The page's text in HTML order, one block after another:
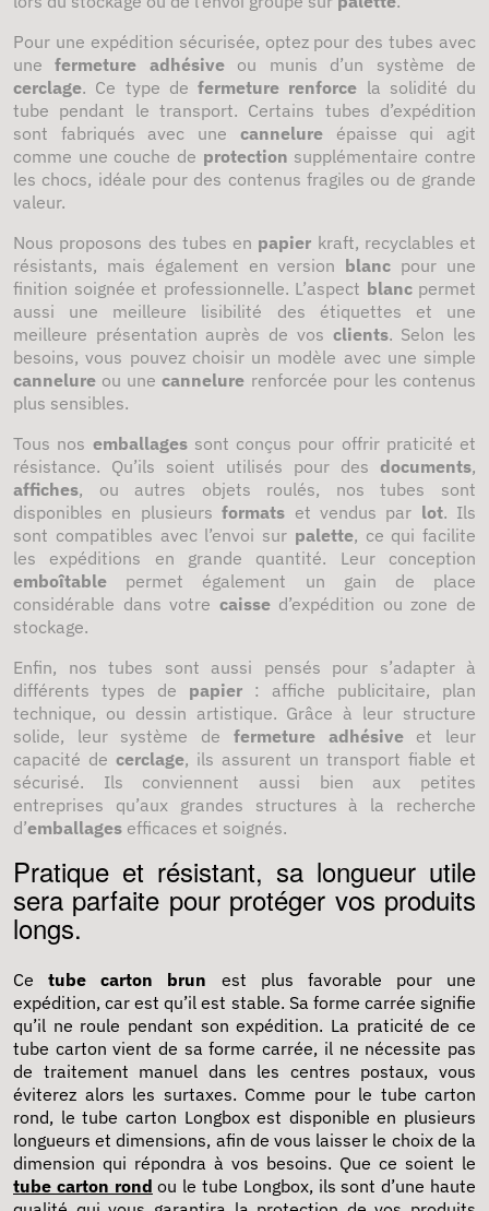
Pour une expédition sécurisée, optez pour des tubes avec
unefermeture adhésiveou munis d’un système de
cerclage. Ce type de fermeture renforce la solidité du
tube pendant le transport. Certains tubes d’expédition
sont fabriqués avec une cannelureépaisse qui agit
comme une couche de protection supplémentaire contre
les chocs, idéale pour des contenus fragiles ou de grande
valeur.
Nous proposons des tubes en papier kraft, recyclables et
résistants, mais également en version blanc pour une
finition soignée et professionnelle. L’aspect blancpermet
aussi une meilleure lisibilité des étiquettes et une
meilleure présentation auprès de vos clients. Selon les
besoins, vous pouvez choisir un modèle avec une simple
cannelure ou unecannelure renforcée pour les contenus
plus sensibles.
Tous nos emballagessont conçus pour offrir praticité et
résistance. Qu’ils soient utilisés pour des documents,
affiches, ou autres objets roulés, nos tubes sont
disponibles en plusieursformats et vendus par lot. Ils
sont compatibles avec l’envoi sur palette, ce qui facilite
les expéditions en grande quantité. Leur conception
emboîtable permet également un gain de place
considérable dans votre caissed’expédition ou zone de
stockage.
Enfin, nos tubes sont aussi pensés pour s’adapter à
différents types de papier : affiche publicitaire, plan
technique, ou dessin artistique. Grâce à leur structure
solide, leur système de fermeture adhésiveet leur
capacité de cerclage, ils assurent un transport fiable et
sécurisé. Ils conviennent aussi bien aux petites
entreprises qu’aux grandes structures à la recherche
d’emballages efficaces et soignés.
Pratique et résistant, sa longueur utile
sera parfaite pour protéger vos produits
longs.
Ce tube carton brun est plus favorable pour une
expédition, car est qu’il est stable. Sa forme carrée signifie
qu’il ne roule pendant son expédition. La praticité de ce
tube carton vient de sa forme carrée, il ne nécessite pas
de traitement manuel dans les centres postaux, vous
éviterez alors les surtaxes. Comme pour le tube carton
rond, le tube carton Longbox est disponible en plusieurs
longueurs et dimensions, afin de vous laisser le choix de la
dimension qui répondra à vos besoins. Que ce soient le
tube carton rond ou le tube Longbox, ils sont d’une haute